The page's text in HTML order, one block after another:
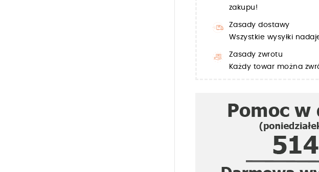
zakupu!
Zasady dostawy
Wszystkie wysyłki
Zasady zwrotu
Każdy towar można